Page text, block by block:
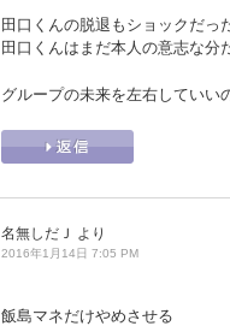
田口くんの脱退もショックだっ
田口くんはまだ本人の意志な分
グループの未来を左右していい
名無しだＪ より
2016年1月14日 7:05 PM
飯島マネだけやめさせる